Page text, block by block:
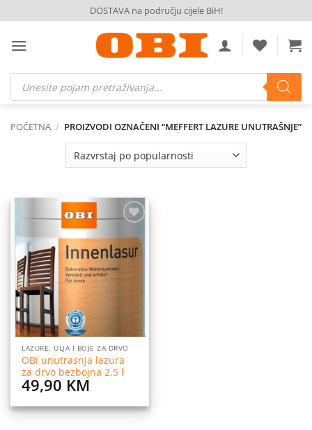
to
content
DOSTAVA na području cijele BiH!
Products
search
POČETNA / PROIZVODI OZNAČENI “MEFFERT LAZURE UNUTRAŠNJE”
listu
želja
LAZURE, ULJA I BOJE ZA DRVO
OBI unutrasnja lazura
za drvo bezbojna 2,5 l
49,90 KM